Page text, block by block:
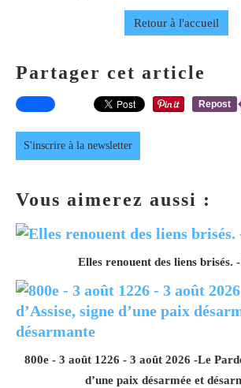
Retour à l'accueil
Partager cet article
Repost
S'inscrire à la newsletter
Vous aimerez aussi :
Elles renouent des liens brisés.
800e - 3 août 1226 - 3 août 2026 -Le
d’une paix désarmée et